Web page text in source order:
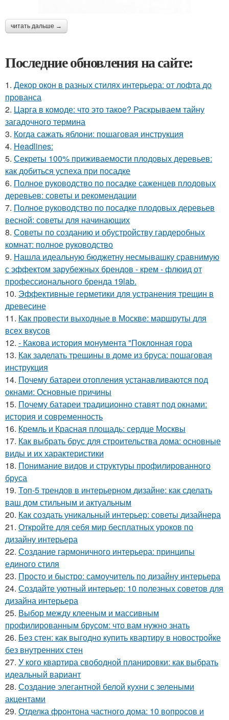
читать дальше →
Последние обновления на сайте:
1. Декор окон в разных стилях интерьера: от лофта до
прованса
2. Царга в комоде: что это такое? Раскрываем тайну
загадочного термина
3. Когда сажать яблони: пошаговая инструкция
4. Headlines:
5. Секреты 100% приживаемости плодовых деревьев:
как добиться успеха при посадке
6. Полное руководство по посадке саженцев плодовых
деревьев: советы и рекомендации
7. Полное руководство по посадке плодовых деревьев
весной: советы для начинающих
8. Советы по созданию и обустройству гардеробных
комнат: полное руководство
9. Нашла идеальную бюджетну несмывашку сравнимую
с эффектом зарубежных брендов - крем - флюид от
профессионального бренда 19lab.
10. Эффективные герметики для устранения трещин в
древесине
11. Как провести выходные в Москве: маршруты для
всех вкусов
12. - Какова история монумента "Поклонная гора
13. Как заделать трещины в доме из бруса: пошаговая
инструкция
14. Почему батареи отопления устанавливаются под
окнами: Основные причины
15. Почему батареи традиционно ставят под окнами:
история и современность
16. Кремль и Красная площадь: сердце Москвы
17. Как выбрать брус для строительства дома: основные
виды и их характеристики
18. Понимание видов и структуры профилированного
бруса
19. Топ-5 трендов в интерьерном дизайне: как сделать
ваш дом стильным и актуальным
20. Как создать уникальный интерьер: советы дизайнера
21. Откройте для себя мир бесплатных уроков по
дизайну интерьера
22. Создание гармоничного интерьера: принципы
единого стиля
23. Просто и быстро: самоучитель по дизайну интерьера
24. Создайте уютный интерьер: 10 полезных советов для
дизайна интерьера
25. Выбор между клееным и массивным
профилированным брусом: что вам нужно знать
26. Без стен: как выгодно купить квартиру в новостройке
без внутренних стен
27. У кого квартира свободной планировки: как выбрать
идеальный вариант
28. Создание элегантной белой кухни с зелеными
акцентами
29. Отделка фронтона частного дома: 10 вопросов и